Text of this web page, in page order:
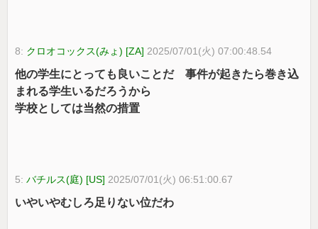
8: クロオコックス(みょ) [ZA] 2025/07/01(火) 07:00:48.54
他の学生にとっても良いことだ 事件が起きたら巻き込
まれる学生いるだろうから
学校としては当然の措置
5:バチルス(庭) [US] 2025/07/01(火) 06:51:00.67
いやいやむしろ足りない位だわ